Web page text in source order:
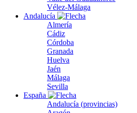
Vélez-Málaga
Andalucía
Almería
Cádiz
Córdoba
Granada
Huelva
Jaén
Málaga
Sevilla
España
Andalucía (provincias)